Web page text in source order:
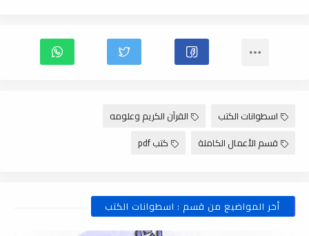
اسطوانات الكتب
القرآن الكريم وعلومه
قسم الأعمال الكاملة
كتب pdf
أخر المواضيع من قسم : اسطوانات الكتب